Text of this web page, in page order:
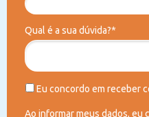
Qual é a sua dúvida?*
Eu concordo em receber
Ao informar meus dados, eu